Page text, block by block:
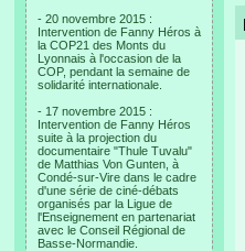
- 20 novembre 2015 :
Intervention de Fanny Héros à
la COP21 des Monts du
Lyonnais à l'occasion de la
COP, pendant la semaine de
solidarité internationale.
- 17 novembre 2015 :
Intervention de Fanny Héros
suite à la projection du
documentaire "Thule Tuvalu"
de Matthias Von Gunten, à
Condé-sur-Vire dans le cadre
d'une série de ciné-débats
organisés par la Ligue de
l'Enseignement en partenariat
avec le Conseil Régional de
Basse-Normandie.